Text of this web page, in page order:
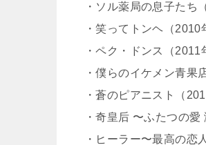
・ソル薬局の息子たち
・笑ってトンヘ（2010
・ペク・ドンス（2011
・僕らのイケメン青果
・蒼のピアニスト（
・奇皇后 〜ふたつの
・ヒーラー〜最高の恋